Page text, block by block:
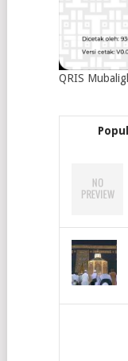
QRIS